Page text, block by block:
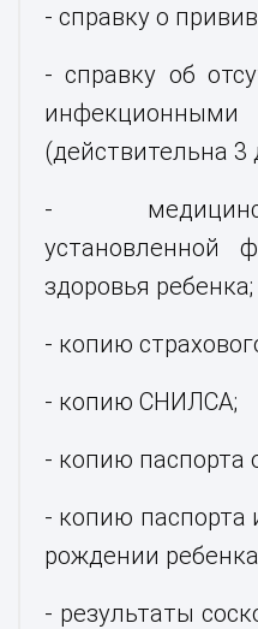
- справку о
- справку об
(действительна 3
-
установленной
здоровья ребенка;
- копию
- копию СНИЛСА;
- копию паспорта
- копию паспорта
рождении
- результаты